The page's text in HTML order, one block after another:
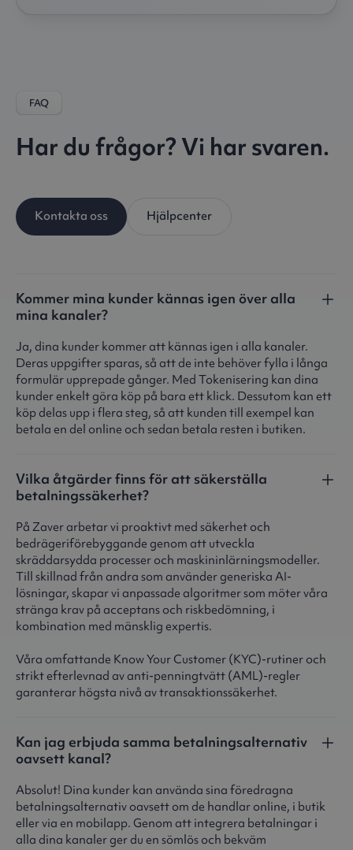
FAQ
Har du frågor? Vi har svaren.
Kontakta oss Hjälpcenter
Kommer mina kunder kännas igen över alla
mina kanaler?
Ja, dina kunder kommer att kännas igen i alla kanaler.
Deras uppgifter sparas, så att de inte behöver fylla i långa
formulär upprepade gånger. Med Tokenisering kan dina
kunder enkelt göra köp på bara ett klick. Dessutom kan ett
köp delas upp i flera steg, så att kunden till exempel kan
betala en del online och sedan betala resten i butiken.
Vilka åtgärder finns för att säkerställa
betalningssäkerhet?
På Zaver arbetar vi proaktivt med säkerhet och
bedrägeriförebyggande genom att utveckla
skräddarsydda processer och maskininlärningsmodeller.
Till skillnad från andra som använder generiska AI-
lösningar, skapar vi anpassade algoritmer som möter våra
stränga krav på acceptans och riskbedömning, i
kombination med mänsklig expertis.
Våra omfattande Know Your Customer (KYC)-rutiner och
strikt efterlevnad av anti-penningtvätt (AML)-regler
garanterar högsta nivå av transaktionssäkerhet.
Kan jag erbjuda samma betalningsalternativ
oavsett kanal?
Absolut! Dina kunder kan använda sina föredragna
betalningsalternativ oavsett om de handlar online, i butik
eller via en mobilapp. Genom att integrera betalningar i
alla dina kanaler ger du en sömlös och bekväm